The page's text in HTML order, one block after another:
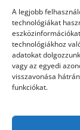
A legjobb
technológiákat
technológiákhoz
adatokat
vagy az egyedi
visszavonása
funkciókat.
Ingatlan
Művészetek és
Múzeumok
Szolgáltatás
Szórakozás